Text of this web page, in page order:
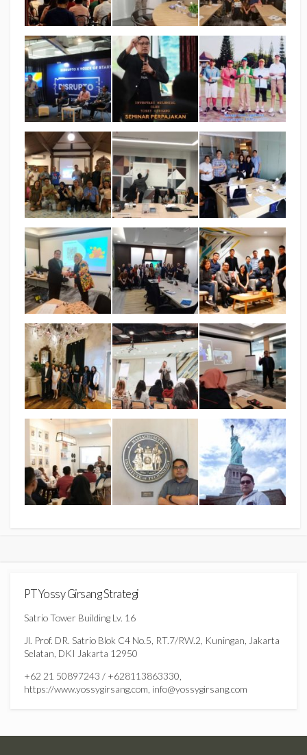
PT Yossy Girsang Strategi
Satrio Tower Building Lv. 16
Jl. Prof. DR. Satrio Blok C4 No.5, RT.7/RW.2, Kuningan, Jakarta
Selatan, DKI Jakarta 12950
+62 21 50897243 / +628113863330,
https://www.yossygirsang.com, info@yossygirsang.com